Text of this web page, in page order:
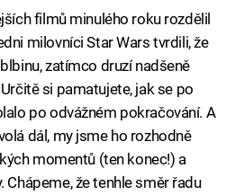
filmů minulého roku rozdělil
milovníci Star Wars tvrdili, že
zatímco druzí nadšeně
si pamatujete, jak se po
po odvážném pokračování. A
dál, my jsme ho rozhodně
momentů (ten konec!) a
Chápeme, že tenhle směr řadu